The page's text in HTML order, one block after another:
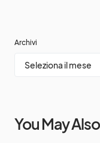
Archivi
You May